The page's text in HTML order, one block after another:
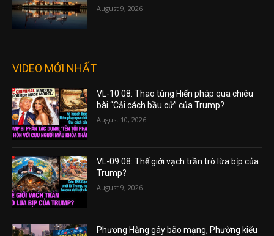
August 9, 2026
VIDEO MỚI NHẤT
VL-10.08: Thao túng Hiến pháp qua chiêu
bài “Cải cách bầu cử” của Trump?
August 10, 2026
VL-09.08: Thế giới vạch trần trò lừa bịp của
Trump?
August 9, 2026
Phương Hằng gây bão mạng, Phường kiểu